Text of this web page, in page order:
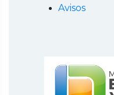
Avisos